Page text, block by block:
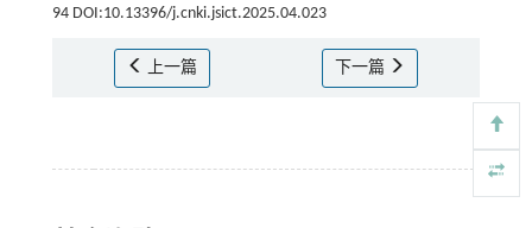
94 DOI:10.13396/j.cnki.jsict.2025.04.023
上一篇 下一篇